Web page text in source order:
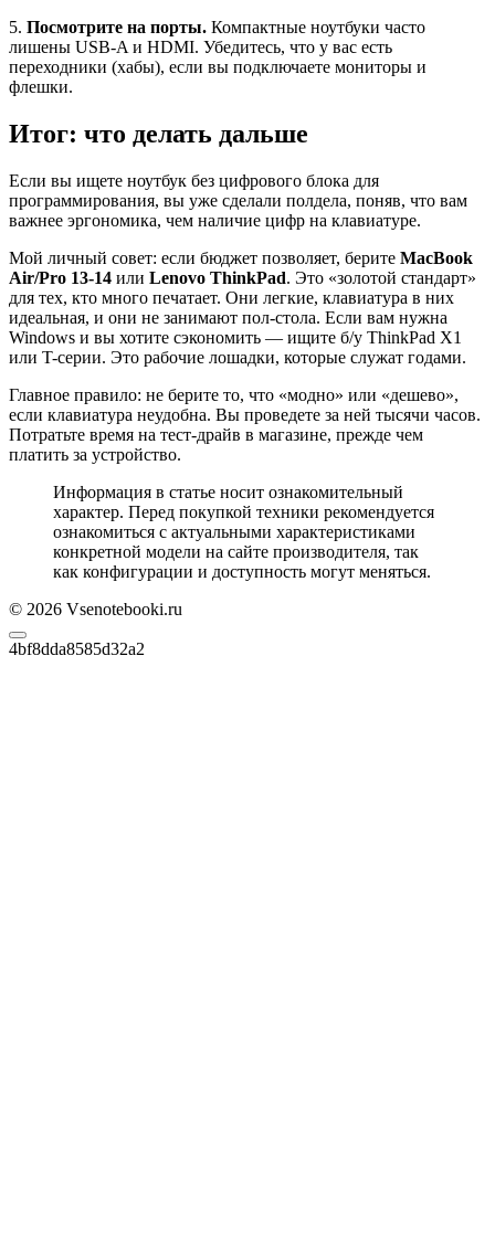
5. Посмотрите на порты. Компактные ноутбуки часто
лишены USB-A и HDMI. Убедитесь, что у вас есть
переходники (хабы), если вы подключаете мониторы и
флешки.
Итог: что делать дальше
Если вы ищете ноутбук без цифрового блока для
программирования, вы уже сделали полдела, поняв, что вам
важнее эргономика, чем наличие цифр на клавиатуре.
Мой личный совет: если бюджет позволяет, берите MacBook
Air/Pro 13-14 или Lenovo ThinkPad. Это «золотой стандарт»
для тех, кто много печатает. Они легкие, клавиатура в них
идеальная, и они не занимают пол-стола. Если вам нужна
Windows и вы хотите сэкономить — ищите б/у ThinkPad X1
или T-серии. Это рабочие лошадки, которые служат годами.
Главное правило: не берите то, что «модно» или «дешево»,
если клавиатура неудобна. Вы проведете за ней тысячи часов.
Потратьте время на тест-драйв в магазине, прежде чем
платить за устройство.
Информация в статье носит ознакомительный
характер. Перед покупкой техники рекомендуется
ознакомиться с актуальными характеристиками
конкретной модели на сайте производителя, так
как конфигурации и доступность могут меняться.
© 2026 Vsenotebooki.ru
4bf8dda8585d32a2